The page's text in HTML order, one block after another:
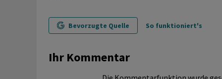
Bevorzugte Quelle So funktioniert's
Ihr Kommentar